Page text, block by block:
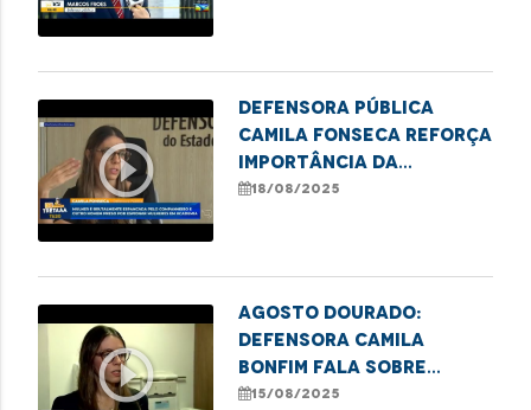
play_circle_outline
Defensora pública
Camila Fonseca reforça
importância da
denúncia contra
18/08/2025
play_circle_outline
Agosto Dourado:
Defensora Camila
Bonfim fala sobre
direito à amamentação
15/08/2025